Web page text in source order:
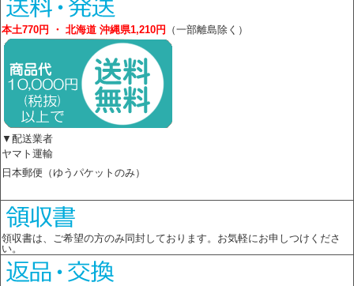
本土770円 ・ 北海道 沖縄県1,210円 （一部離島除く）
▼配送業者
ヤマト運輸
日本郵便（ゆうパケットのみ）
領収書は、ご希望の方のみ同封しております。お気軽にお申しつけくださ
い。